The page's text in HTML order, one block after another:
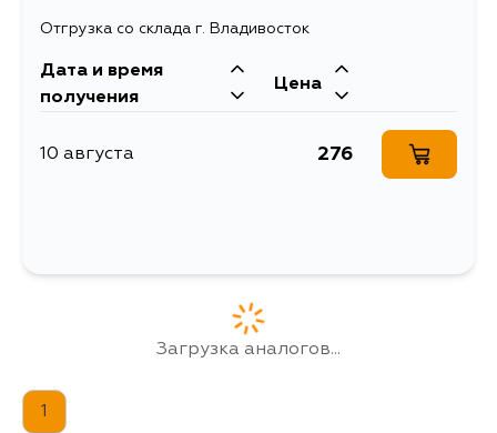
Отгрузка со склада г. Владивосток
Дата и время
получения
Цена
10 августа 276
Загрузка аналогов...
1